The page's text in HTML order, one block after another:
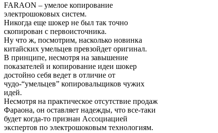
FARAON – умелое копирование
электрошоковых систем.
Никогда еще шокер не был так точно
скопирован с первоисточника.
Ну что ж, посмотрим, насколько новинка
китайских умельцев превзойдет оригинал.
В принципе, несмотря на завышение
показателей и копирование идеи шокер
достойно себя ведет в отличие от
чудо-“умельцев” копировальщиков чужих
идей.
Несмотря на практическое отсутствие продаж
Фараона, он оставляет надежды, что все-таки
будет когда-то признан Ассоциацией
экспертов по электрошоковым технологиям.